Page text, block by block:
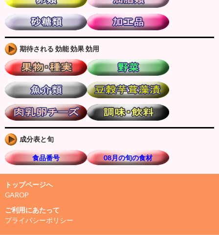
期待される 効能 効果 効用
成分表と旬
食品番号 08月の旬の食材
トップページへ
GAROP
ご利用にあたって
プライバシーポリシー